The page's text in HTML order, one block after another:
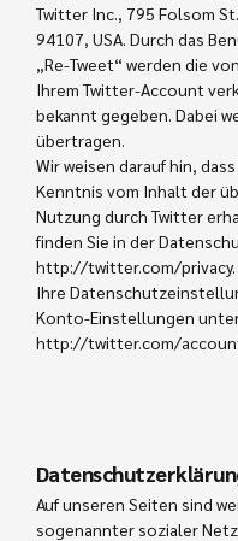
Twitter Inc., 795 Folsom
94107, USA. Durch das
„Re-Tweet“ werden die
Ihrem Twitter-Account
bekannt gegeben. Dabei
übertragen.
Wir weisen darauf hin,
Kenntnis vom Inhalt der
Nutzung durch Twitter
finden Sie in der
http://twitter.com/privacy.
Ihre
Konto-Einstellungen
http://twitter.com/
Auf unseren Seiten sind
sogenannter sozialer